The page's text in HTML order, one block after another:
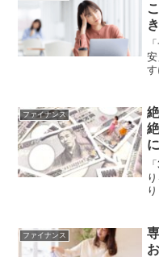
ファイナンス
ファイナンス